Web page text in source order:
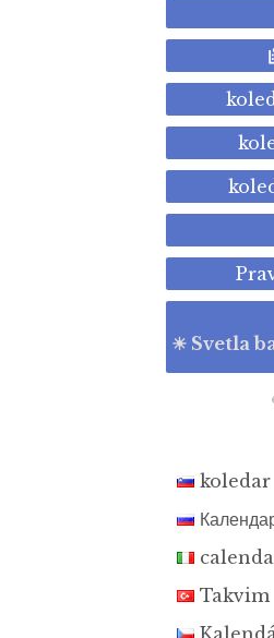
☀ Svetla
koledar
Takvim